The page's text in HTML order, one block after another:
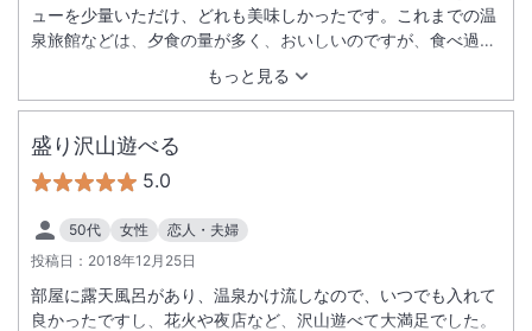
もっと見る
ューを少量いただけ、どれも美味しかったです。これまでの温
泉旅館などは、夕食の量が多く、おいしいのですが、食べ過ぎ
てしまいます。今回のイタリアン料理は、もちろんお腹いっぱ
いではありましたが、自分たちで適量にセーブすることがで
き、食べ残しもなく、無理して食べることもなく、大満足でし
た。 また、朝食のワッフル、とっても美味しかったです。来年
盛り沢山遊べる
5.0
50代 女性
恋人・夫婦
投稿日： 2018年12月25日
部屋に露天風呂があり、温泉かけ流しなので、いつでも入れて
良かったですし、花火や夜店など、沢山遊べて大満足でした。